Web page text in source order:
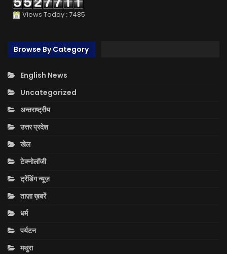
Views Today : 7485
Browse By Category
English News
Uncategorized
अन्तराष्ट्रीय
उत्तर प्रदेश
खेल
टेक्नोलॉजी
ट्रेंडिंग न्यूज़
ताज़ा ख़बरें
धर्म
पर्यटन
मथुरा